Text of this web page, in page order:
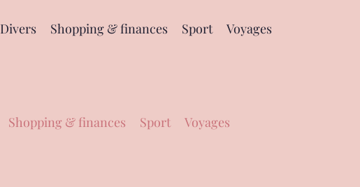
Divers Shopping & finances Sport Voyages
Shopping & finances Sport Voyages